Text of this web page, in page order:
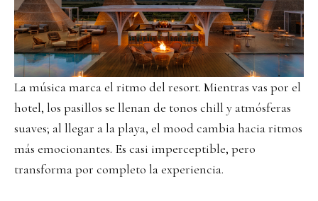
La música marca el ritmo del resort. Mientras vas por el
hotel, los pasillos se llenan de tonos chill y atmósferas
suaves; al llegar a la playa, el mood cambia hacia ritmos
más emocionantes. Es casi imperceptible, pero
transforma por completo la experiencia.